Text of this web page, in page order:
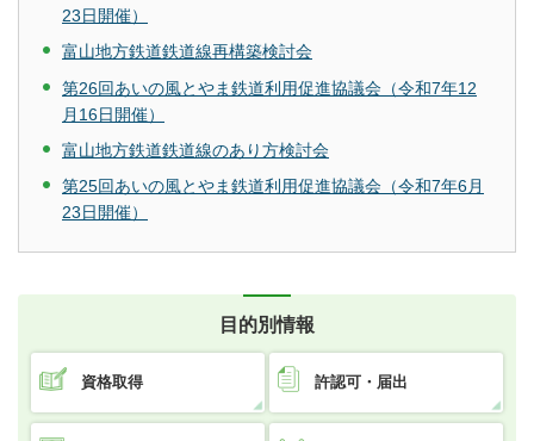
23日開催）
富山地方鉄道鉄道線再構築検討会
第26回あいの風とやま鉄道利用促進協議会（令和7年12
月16日開催）
富山地方鉄道鉄道線のあり方検討会
第25回あいの風とやま鉄道利用促進協議会（令和7年6月
23日開催）
目的別情報
資格取得 許認可・届出